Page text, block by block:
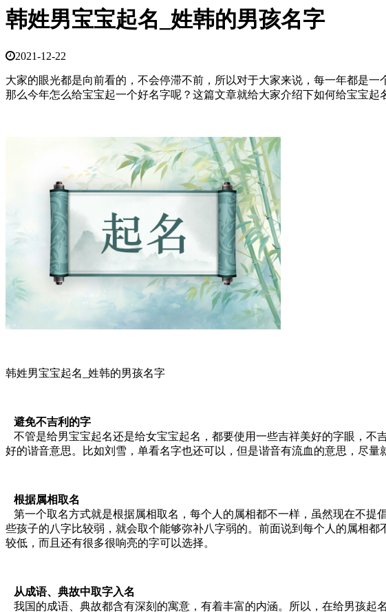
韩姓男宝宝起名_姓韩的男孩名字
2021-12-22
大家的眼光都是向前看的，不会停滞不前，所以对于大家来说，每一年都是
那么今年怎么给宝宝起一个好名字呢？这篇文章就给大家介绍下如何给宝宝起
韩姓男宝宝起名_姓韩的男孩名字
避免不吉利的字
不管是给男宝宝起名还是给女宝宝起名，都要使用一些吉祥美好的字眼，
好的谐音意思。比如刘雪，单看名字也还可以，但是谐音有流血的意思，尽量
根据属相取名
第一个取名方式就是根据属相取名，每个人的属相都不一样，虽然现在不
些孩子的八字比较弱，就会取个能够弥补八字弱的。前面说到每个人的属相
较低，而且还有很多很响亮的字可以选择。
从成语、典故中取字入名
我国的成语、典故都含有深刻的寓意，有着丰富的内涵。所以，在给男孩